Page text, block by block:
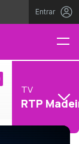
Entrar
TV
RTP